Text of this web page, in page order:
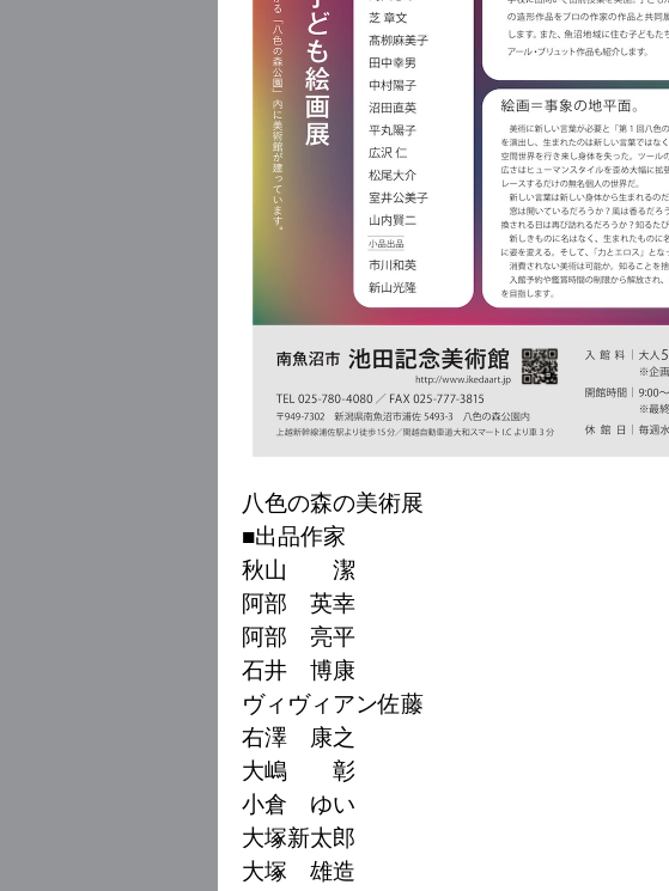
八色の森の美術展
■出品作家
秋山 潔
阿部 英幸
阿部 亮平
石井 博康
ヴィヴィアン佐藤
右澤 康之
大嶋 彰
小倉 ゆい
大塚新太郎
大塚 雄造